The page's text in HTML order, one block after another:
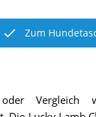
Zum
Vergleich